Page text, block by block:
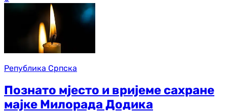
Република Српска
Познато мјесто и вријеме сахране
мајке Милорада Додика